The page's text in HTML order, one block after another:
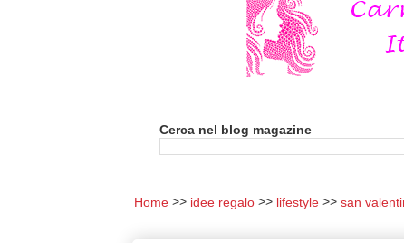
Cerca nel blog magazine
Home idee regalo lifestyle san